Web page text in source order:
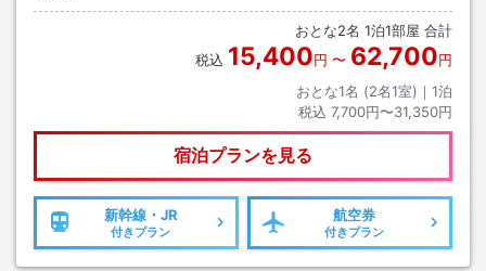
おとな2名 1泊1部屋 合計
税込 15,400円 〜 62,700円
おとな1名 (2名1室)｜ 1泊
税込 7,700円〜31,350円
宿泊プランを見る
新幹線・JR
付きプラン
航空券
付きプラン